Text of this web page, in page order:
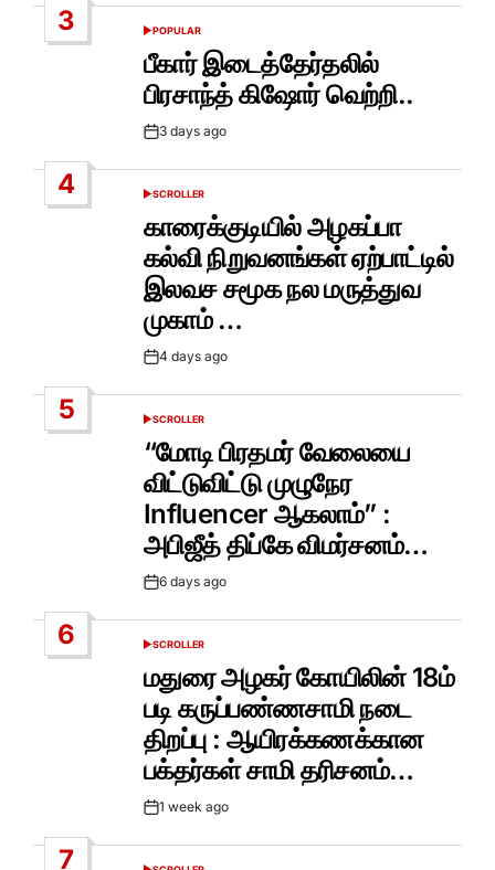
3
POSTED
POPULAR
பீகார் இடைத்தேர்தலில்
பிரசாந்த் கிஷோர் வெற்றி..
Post3 days ago
4
POSTED
SCROLLER
காரைக்குடியில் அழகப்பா
கல்வி நிறுவனங்கள் ஏற்பாட்டில்
இலவச சமூக நல மருத்துவ
முகாம் …
Post4 days ago
5
POSTED
SCROLLER
“மோடி பிரதமர் வேலையை
விட்டுவிட்டு முழுநேர
Influencer ஆகலாம்” :
அபிஜீத் திப்கே விமர்சனம்…
Post6 days ago
6
POSTED
SCROLLER
மதுரை அழகர் கோயிலின் 18ம்
படி கருப்பண்ணசாமி நடை
திறப்பு : ஆயிரக்கணக்கான
பக்தர்கள் சாமி தரிசனம்…
Post1 week ago
7